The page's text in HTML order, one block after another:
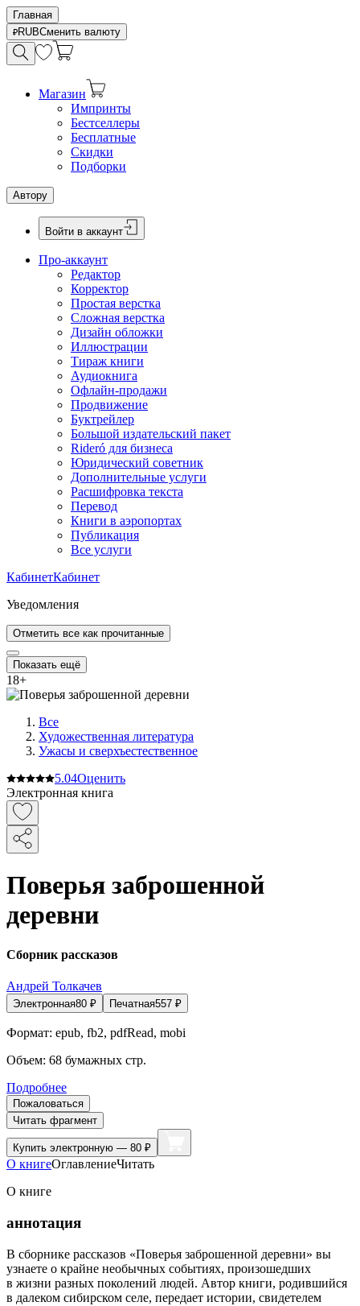
Главная
RUBСменить валюту
Магазин
Импринты
Бестселлеры
Бесплатные
Скидки
Подборки
Автору
Войти в аккаунт
Про-аккаунт
Редактор
Корректор
Простая верстка
Сложная верстка
Дизайн обложки
Иллюстрации
Тираж книги
Аудиокнига
Офлайн-продажи
Продвижение
Буктрейлер
Большой издательский пакет
Rideró для бизнеса
Юридический советник
Дополнительные услуги
Расшифровка текста
Перевод
Книги в аэропортах
Публикация
Все услуги
КабинетКабинет
Уведомления
Отметить все как прочитанные
Показать ещё
18+
Все
Художественная литература
Ужасы и сверхъестественное
5.04Оценить
Электронная книга
Поверья заброшенной
деревни
Сборник рассказов
Андрей Толкачев
Электронная80 ₽ Печатная557 ₽
Формат: epub, fb2, pdfRead, mobi
Объем: 68 бумажных стр.
Подробнее
Пожаловаться
Читать фрагмент
Купить электронную — 80 ₽
О книгеОглавлениеЧитать
О книге
аннотация
В сборнике рассказов «Поверья заброшенной деревни» вы
узнаете о крайне необычных событиях, произошедших
в жизни разных поколений людей. Автор книги, родившийся
в далеком сибирском селе, передает истории, свидетелем